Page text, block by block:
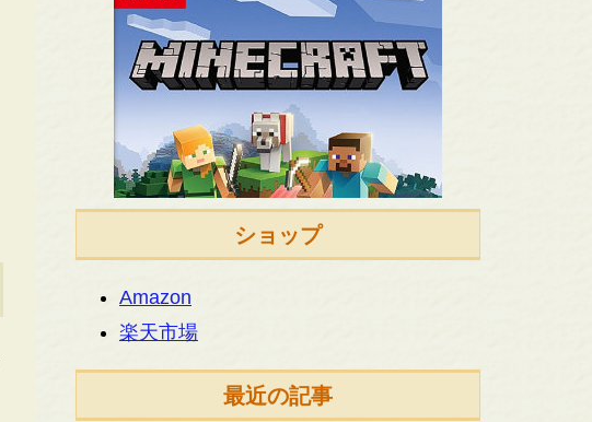
ショップ
Amazon
楽天市場
最近の記事